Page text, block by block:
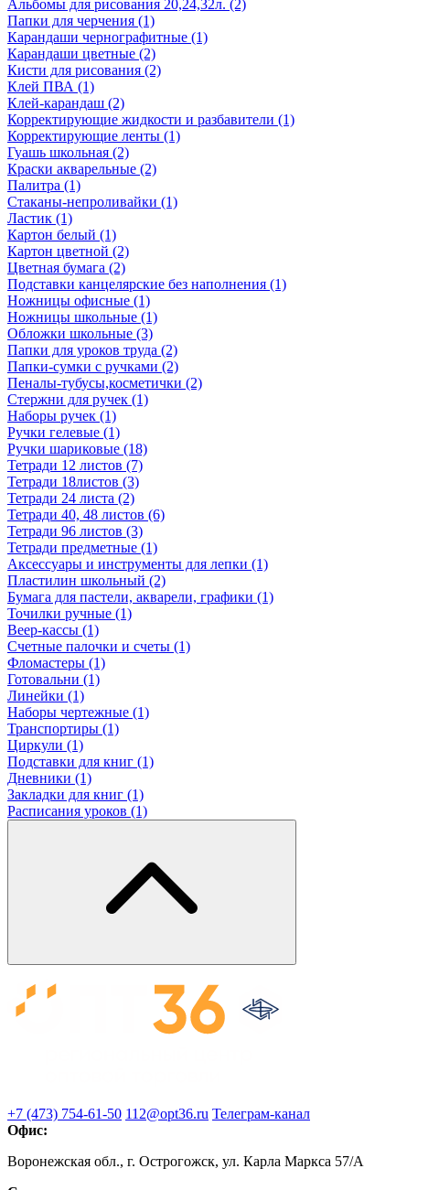
Альбомы для рисования 20,24,32л. (2)
Папки для черчения (1)
Карандаши чернографитные (1)
Карандаши цветные (2)
Кисти для рисования (2)
Клей ПВА (1)
Клей-карандаш (2)
Корректирующие жидкости и разбавители (1)
Корректирующие ленты (1)
Гуашь школьная (2)
Краски акварельные (2)
Палитра (1)
Стаканы-непроливайки (1)
Ластик (1)
Картон белый (1)
Картон цветной (2)
Цветная бумага (2)
Подставки канцелярские без наполнения (1)
Ножницы офисные (1)
Ножницы школьные (1)
Обложки школьные (3)
Папки для уроков труда (2)
Папки-сумки с ручками (2)
Пеналы-тубусы,косметички (2)
Стержни для ручек (1)
Наборы ручек (1)
Ручки гелевые (1)
Ручки шариковые (18)
Тетради 12 листов (7)
Тетради 18листов (3)
Тетради 24 листа (2)
Тетради 40, 48 листов (6)
Тетради 96 листов (3)
Тетради предметные (1)
Аксессуары и инструменты для лепки (1)
Пластилин школьный (2)
Бумага для пастели, акварели, графики (1)
Точилки ручные (1)
Веер-кассы (1)
Счетные палочки и счеты (1)
Фломастеры (1)
Готовальни (1)
Линейки (1)
Наборы чертежные (1)
Транспортиры (1)
Циркули (1)
Подставки для книг (1)
Дневники (1)
Закладки для книг (1)
Расписания уроков (1)
+7 (473) 754-61-50 112@opt36.ru Телеграм-канал
Офис:
Воронежская обл., г. Острогожск, ул. Карла Маркса 57/А